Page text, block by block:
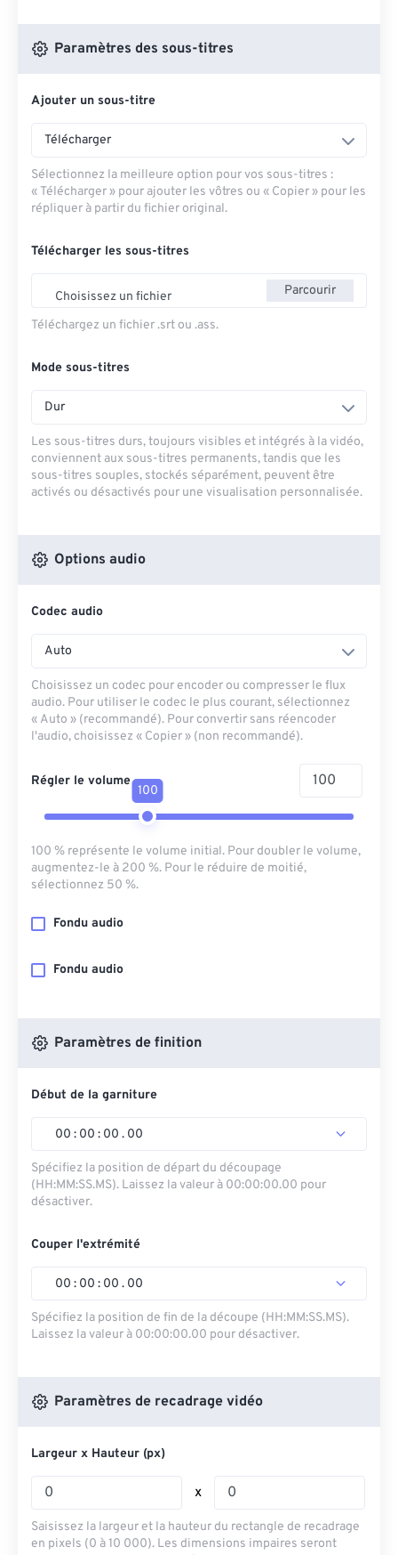
Paramètres des sous-titres
Ajouter un sous-titre
Télécharger
Sélectionnez la meilleure option pour vos sous-titres :
« Télécharger » pour ajouter les vôtres ou « Copier » pour les
répliquer à partir du fichier original.
Télécharger les sous-titres
Choisissez un fichier Parcourir
Téléchargez un fichier .srt ou .ass.
Mode sous-titres
Dur
Les sous-titres durs, toujours visibles et intégrés à la vidéo,
conviennent aux sous-titres permanents, tandis que les
sous-titres souples, stockés séparément, peuvent être
activés ou désactivés pour une visualisation personnalisée.
Options audio
Codec audio
Auto
Choisissez un codec pour encoder ou compresser le flux
audio. Pour utiliser le codec le plus courant, sélectionnez
« Auto » (recommandé). Pour convertir sans réencoder
l'audio, choisissez « Copier » (non recommandé).
Régler le volume
100
100 % représente le volume initial. Pour doubler le volume,
augmentez-le à 200 %. Pour le réduire de moitié,
sélectionnez 50 %.
Fondu audio
Fondu audio
Paramètres de finition
Début de la garniture
00 : 00 : 00 . 00
Spécifiez la position de départ du découpage
(HH:MM:SS.MS). Laissez la valeur à 00:00:00.00 pour
désactiver.
Couper l'extrémité
00 : 00 : 00 . 00
Spécifiez la position de fin de la découpe (HH:MM:SS.MS).
Laissez la valeur à 00:00:00.00 pour désactiver.
Paramètres de recadrage vidéo
Largeur x Hauteur (px)
x
Saisissez la largeur et la hauteur du rectangle de recadrage
en pixels (0 à 10 000). Les dimensions impaires seront